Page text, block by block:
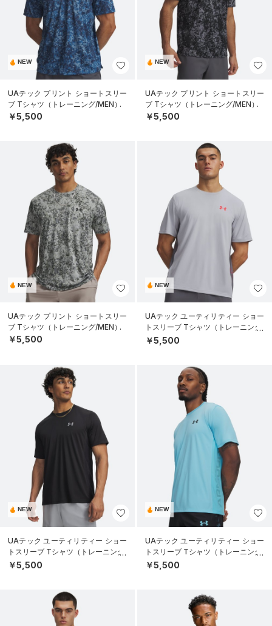
NEW
UAテック プリント ショートスリー
ブ Tシャツ（トレーニング/MEN）
￥5,500
NEW
UAテック プリント ショートスリー
ブ Tシャツ（トレーニング/MEN）
￥5,500
NEW
UAテック プリント ショートスリー
ブ Tシャツ（トレーニング/MEN）
￥5,500
NEW
UAテック ユーティリティー ショー
トスリーブ Tシャツ（トレーニング/
MEN）
￥5,500
NEW
UAテック ユーティリティー ショー
トスリーブ Tシャツ（トレーニング/
MEN）
￥5,500
NEW
UAテック ユーティリティー ショー
トスリーブ Tシャツ（トレーニング/
MEN）
￥5,500